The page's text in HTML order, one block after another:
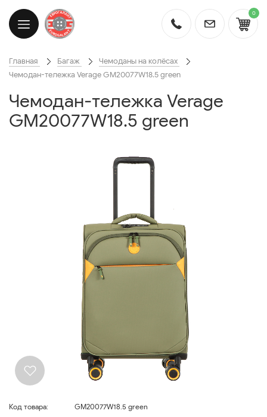
0
Главная Багаж
Чемоданы на колёсах
Чемодан-тележка Verage GM20077W18.5 green
Чемодан-тележка Verage
GM20077W18.5 green
Код товара:
GM20077W18.5 green